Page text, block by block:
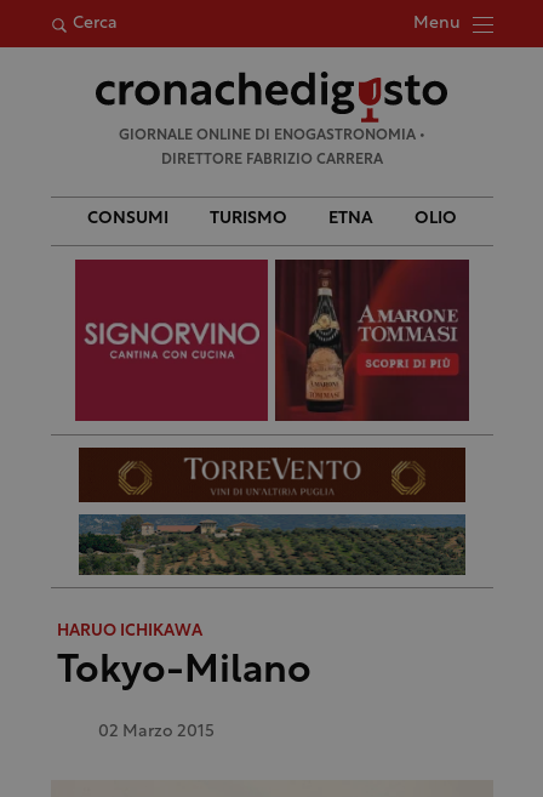
Cerca Menu
per:
GIORNALE ONLINE DI ENOGASTRONOMIA •
DIRETTORE FABRIZIO CARRERA
CONSUMI TURISMO ETNA OLIO
HARUO ICHIKAWA
Tokyo-Milano
02 Marzo 2015